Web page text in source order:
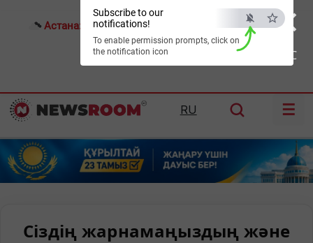
×
ESC
Subscribe to our
notifications!
To enable permission prompts, click on
the notification icon
Астана: 17°C Алматы: Шымкент:31°C
RU ☰
Сіздің жарнамаңыздың және